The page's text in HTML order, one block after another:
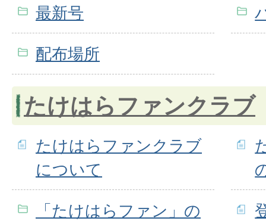
最新号
配布場所
たけはらファンクラブ
たけはらファンクラブ
について
「たけはらファン」の